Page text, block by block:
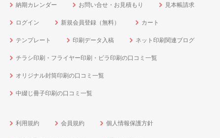
納期カレンダー お問い合せ・お見積もり 見本帳請求
ログイン 新規会員登録（無料） カート
テンプレート 印刷データ入稿 ネット印刷関連ブログ
チラシ印刷・フライヤー印刷・ビラ印刷の口コミ一覧
オリジナル封筒印刷の口コミ一覧
中綴じ冊子印刷の口コミ一覧
利用規約 会員規約 個人情報保護方針